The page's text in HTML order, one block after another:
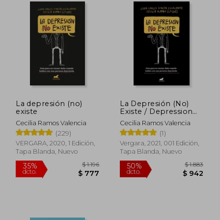
La depresión (no)
existe
Cecilia Ramos Valencia
(229)
VERGARA, 2020, 1 Edición,
Tapa Blanda, Nuevo
La Depresión (No)
Existe / Depression
Does (Not) Exist
Cecilia Ramos Valencia
(1)
Vergara, 2021, 001 Edición,
Tapa Blanda, Nuevo